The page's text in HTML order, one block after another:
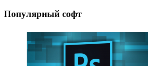
Популярный софт